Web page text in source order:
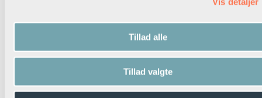
Tillad alle
Tillad valgte
emner, der egner sig til drøftelse i det lokale samtale- og